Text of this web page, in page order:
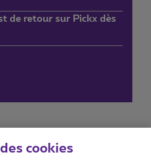
de retour sur Pickx dès
cookies